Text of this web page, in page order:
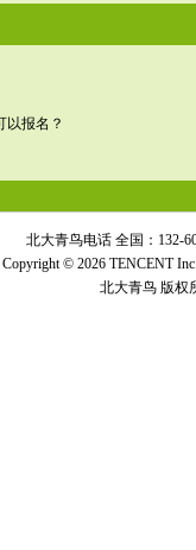
以报名？
北大青鸟电话 全国：132-
Copyright © 2026 TENCENT
北大青鸟版权